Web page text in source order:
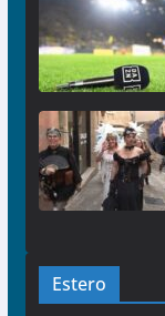
Estero